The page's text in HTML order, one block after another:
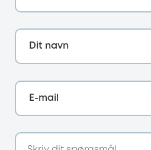
Dit navn
E-mail